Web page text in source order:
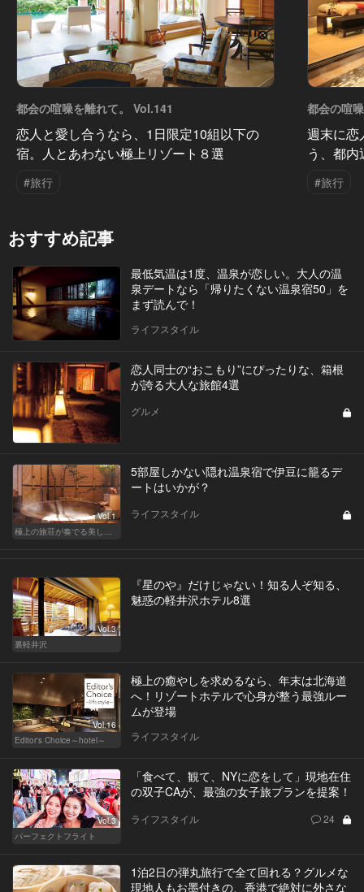
都会の喧噪を離れて。 Vol.141
恋人と愛し合うなら、1日限定10組以下の
宿。人とあわない極上リゾート８選
#旅行
都会の喧
週末に恋
う、都
#旅行
おすすめ記事
最低気温は1度、温泉が恋しい。大人の温
泉デートなら「帰りたくない温泉宿50」を
まず読んで！
ライフスタイル
恋人同士の“おこもり”にぴったりな、箱根
が誇る大人な旅館4選
グルメ
Vol.1
極上の旅荘が奏でる美しき寛ぎ
5部屋しかない隠れ温泉宿で伊豆に籠るデ
ートはいかが？
ライフスタイル
Vol.3
裏軽井沢
『星のや』だけじゃない！知る人ぞ知る、
魅惑の軽井沢ホテル8選
Vol.16
Editor's Choice～hotel～
極上の癒やしを求めるなら、年末は北海道
へ！リゾートホテルで心身が整う最強ルー
ムが登場
ライフスタイル
Vol.3
パーフェクトフライト
「食べて、観て、NYに恋をして」現地在住
の双子CAが、最強の女子旅プランを提案！
ライフスタイル 24
1泊2日の弾丸旅行で全て回れる？グルメな
現地人もお墨付きの、香港で絶対に外さな